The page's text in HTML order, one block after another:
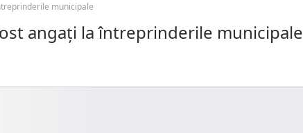
municipale
angați la întreprinderile municipale